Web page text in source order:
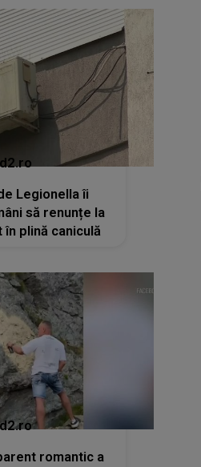
Legionella îi
să renunțe la
plină caniculă
romantic a